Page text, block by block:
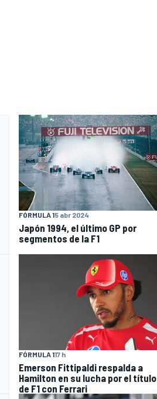
FÓRMULA 15 abr 2024
Japón 1994, el último GP por
segmentos de la F1
FÓRMULA 117 h
Emerson Fittipaldi respalda a
Hamilton en su lucha por el título
de F1 con Ferrari